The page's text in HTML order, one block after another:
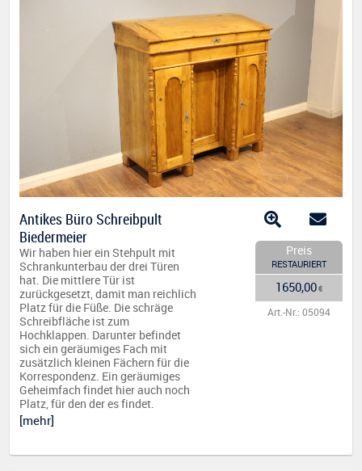
Antikes Büro Schreibpult
Biedermeier
Wir haben hier ein Stehpult mit
Schrankunterbau der drei Türen
hat. Die mittlere Tür ist
zurückgesetzt, damit man reichlich
Platz für die Füße. Die schräge
Schreibfläche ist zum
Hochklappen. Darunter befindet
sich ein geräumiges Fach mit
zusätzlich kleinen Fächern für die
Korrespondenz. Ein geräumiges
Geheimfach findet hier auch noch
Platz, für den der es findet.
[mehr]
Preis
RESTAURIERT
1650,00€
Art.-Nr.: 05094